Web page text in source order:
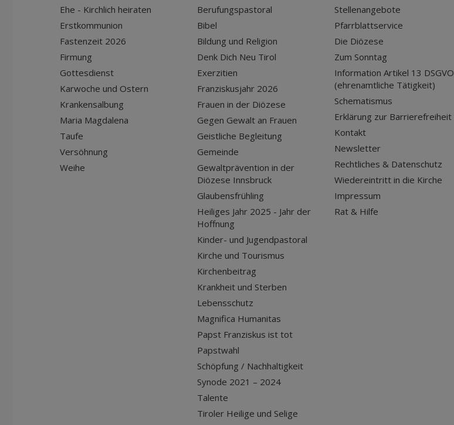
Ehe - Kirchlich heiraten
Erstkommunion
Fastenzeit 2026
Firmung
Gottesdienst
Karwoche und Ostern
Krankensalbung
Maria Magdalena
Taufe
Versöhnung
Weihe
Berufungspastoral
Bibel
Bildung und Religion
Denk Dich Neu Tirol
Exerzitien
Franziskusjahr 2026
Frauen in der Diözese
Gegen Gewalt an Frauen
Geistliche Begleitung
Gemeinde
Gewaltprävention in der
Diözese Innsbruck
Glaubensfrühling
Heiliges Jahr 2025 - Jahr der
Hoffnung
Kinder- und Jugendpastoral
Kirche und Tourismus
Kirchenbeitrag
Krankheit und Sterben
Lebensschutz
Magnifica Humanitas
Papst Franziskus ist tot
Papstwahl
Schöpfung / Nachhaltigkeit
Synode 2021 – 2024
Talente
Tiroler Heilige und Selige
Stellenangebote
Pfarrblattservice
Die Diözese
Zum Sonntag
Information Artikel 13 DSGVO
(ehrenamtliche Tätigkeit)
Schematismus
Erklärung zur Barrierefreiheit
Kontakt
Newsletter
Rechtliches & Datenschutz
Wiedereintritt in die Kirche
Impressum
Rat & Hilfe